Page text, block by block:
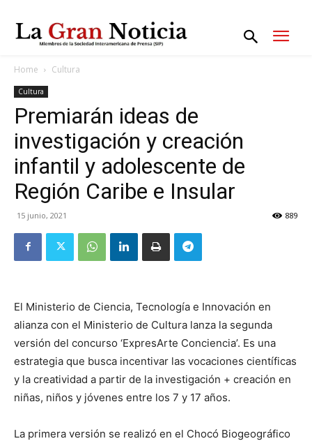
Home Cultura
Cultura
Premiarán ideas de
investigación y creación
infantil y adolescente de
Región Caribe e Insular
15 junio, 2021 889
El Ministerio de Ciencia, Tecnología e Innovación en
alianza con el Ministerio de Cultura lanza la segunda
versión del concurso ‘ExpresArte Conciencia’. Es una
estrategia que busca incentivar las vocaciones científicas
y la creatividad a partir de la investigación + creación en
niñas, niños y jóvenes entre los 7 y 17 años.
La primera versión se realizó en el Chocó Biogeográfico